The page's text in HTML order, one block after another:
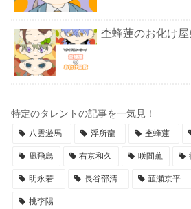
杢蜂蓮のお化け屋
特定のタレントの記事を一気見！
八雲遊馬 浮所龍 杢蜂蓮
凪飛鳥 右京和久 咲間薫
明永若 長谷部清 韮瀬京平
桃李陽